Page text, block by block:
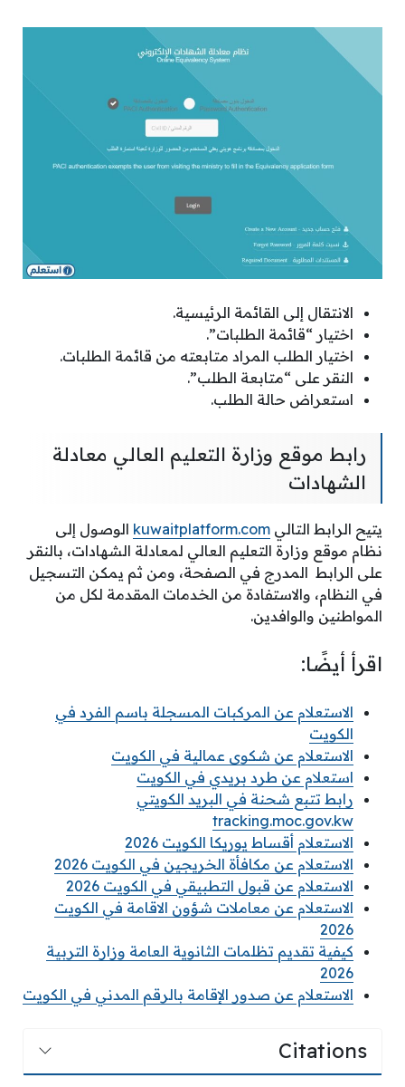
الانتقال إلى القائمة الرئيسية.
اختيار “قائمة الطلبات”.
اختيار الطلب المراد متابعته من قائمة الطلبات.
النقر على “متابعة الطلب”.
استعراض حالة الطلب.
رابط موقع وزارة التعليم العالي معادلة
الشهادات
يتيح الرابط التالي kuwaitplatform.com الوصول إلى
نظام موقع وزارة التعليم العالي لمعادلة الشهادات، بالنقر
على الرابط المدرج في الصفحة، ومن ثم يمكن التسجيل
في النظام، والاستفادة من الخدمات المقدمة لكل من
المواطنين والوافدين.
اقرأ أيضًا:
الاستعلام عن المركبات المسجلة باسم الفرد في
الكويت
الاستعلام عن شكوى عمالية في الكويت
استعلام عن طرد بريدي في الكويت
رابط تتبع شحنة في البريد الكويتي
tracking.moc.gov.kw
الاستعلام أقساط يوريكا الكويت 2026
الاستعلام عن مكافأة الخريجين في الكويت 2026
الاستعلام عن قبول التطبيقي في الكويت 2026
الاستعلام عن معاملات شؤون الاقامة في الكويت
2026
كيفية تقديم تظلمات الثانوية العامة وزارة التربية
2026
الاستعلام عن صدور الإقامة بالرقم المدني في الكويت
Citations